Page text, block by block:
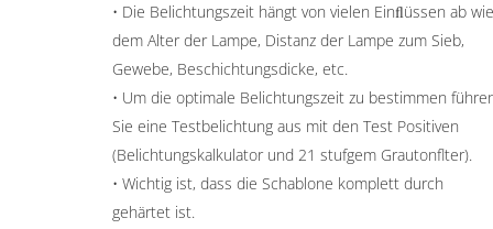
• Die Belichtungszeit hängt von vielen Einﬂüssen ab wie
dem Alter der Lampe, Distanz der Lampe zum Sieb,
Gewebe, Beschichtungsdicke, etc.
• Um die optimale Belichtungszeit zu bestimmen
Sie eine Testbelichtung aus mit den Test Positiven
(Belichtungskalkulator und 21 stufgem Grautonflter).
• Wichtig ist, dass die Schablone komplett durch
gehärtet ist.